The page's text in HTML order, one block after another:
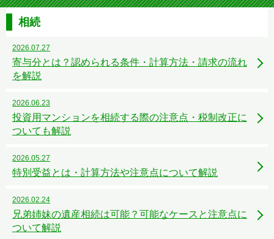
相続
2026.07.27
寄与分とは？認められる条件・計算方法・請求の流れ
を解説
2026.06.23
投資用マンションを相続する際の注意点・税制改正に
ついても解説
2026.05.27
特別受益とは・計算方法や注意点について解説
2026.02.24
兄弟姉妹の遺産相続は可能？可能なケースと注意点に
ついて解説